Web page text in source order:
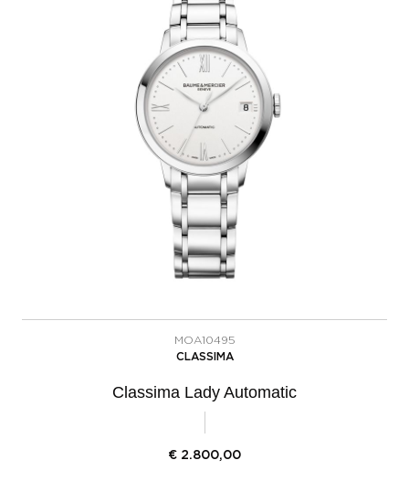
MOA10495
CLASSIMA
Classima Lady Automatic
€ 2.800,00